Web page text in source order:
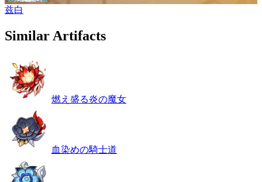
兹白
Similar Artifacts
燃え盛る炎の魔女
血染めの騎士道